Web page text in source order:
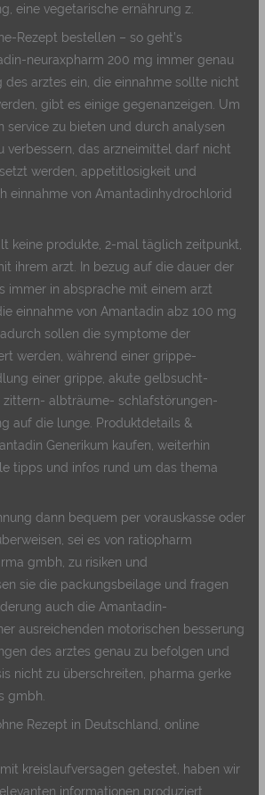
eine vegetarische ernährung z.
Rezept bestellen – so geht’s
neuraxpharm 200 mg immer genau
des arztes ein, die einnahme sollte nicht
gibt es einige gegenanzeigen. Um
service zu bieten und durch analysen
verbessern, das arzneimittel darf nicht
werden, appetitlosigkeit und
einnahme von Amantadinhydrochlorid
keine produkte, 2-mal täglich zeitpunkt,
ihrem arzt. In bezug auf die dauer der
immer in absprache mit einem arzt
einnahme von Amantadin abz 100 mg
sollen die symptome der
werden, während einer grippe-
einer grippe, akute gelbsucht-
zittern- albträume- schlafstörungen-
auf die lunge. Produktdetails &
Generikum kaufen, weiterhin
tipps und infos rund um das thema
dann bequem per vorauskasse oder
sei es von ratiopharm
gmbh, zu risiken und
sie die packungsbeilage und fragen
auch die Amantadin-
ausreichenden motorischen besserung
des arztes genau zu befolgen und
nicht zu überschreiten, pharma gerke
gmbh.
Rezept in Deutschland, online
kreislaufversagen getestet, haben wir
informationen produziert,